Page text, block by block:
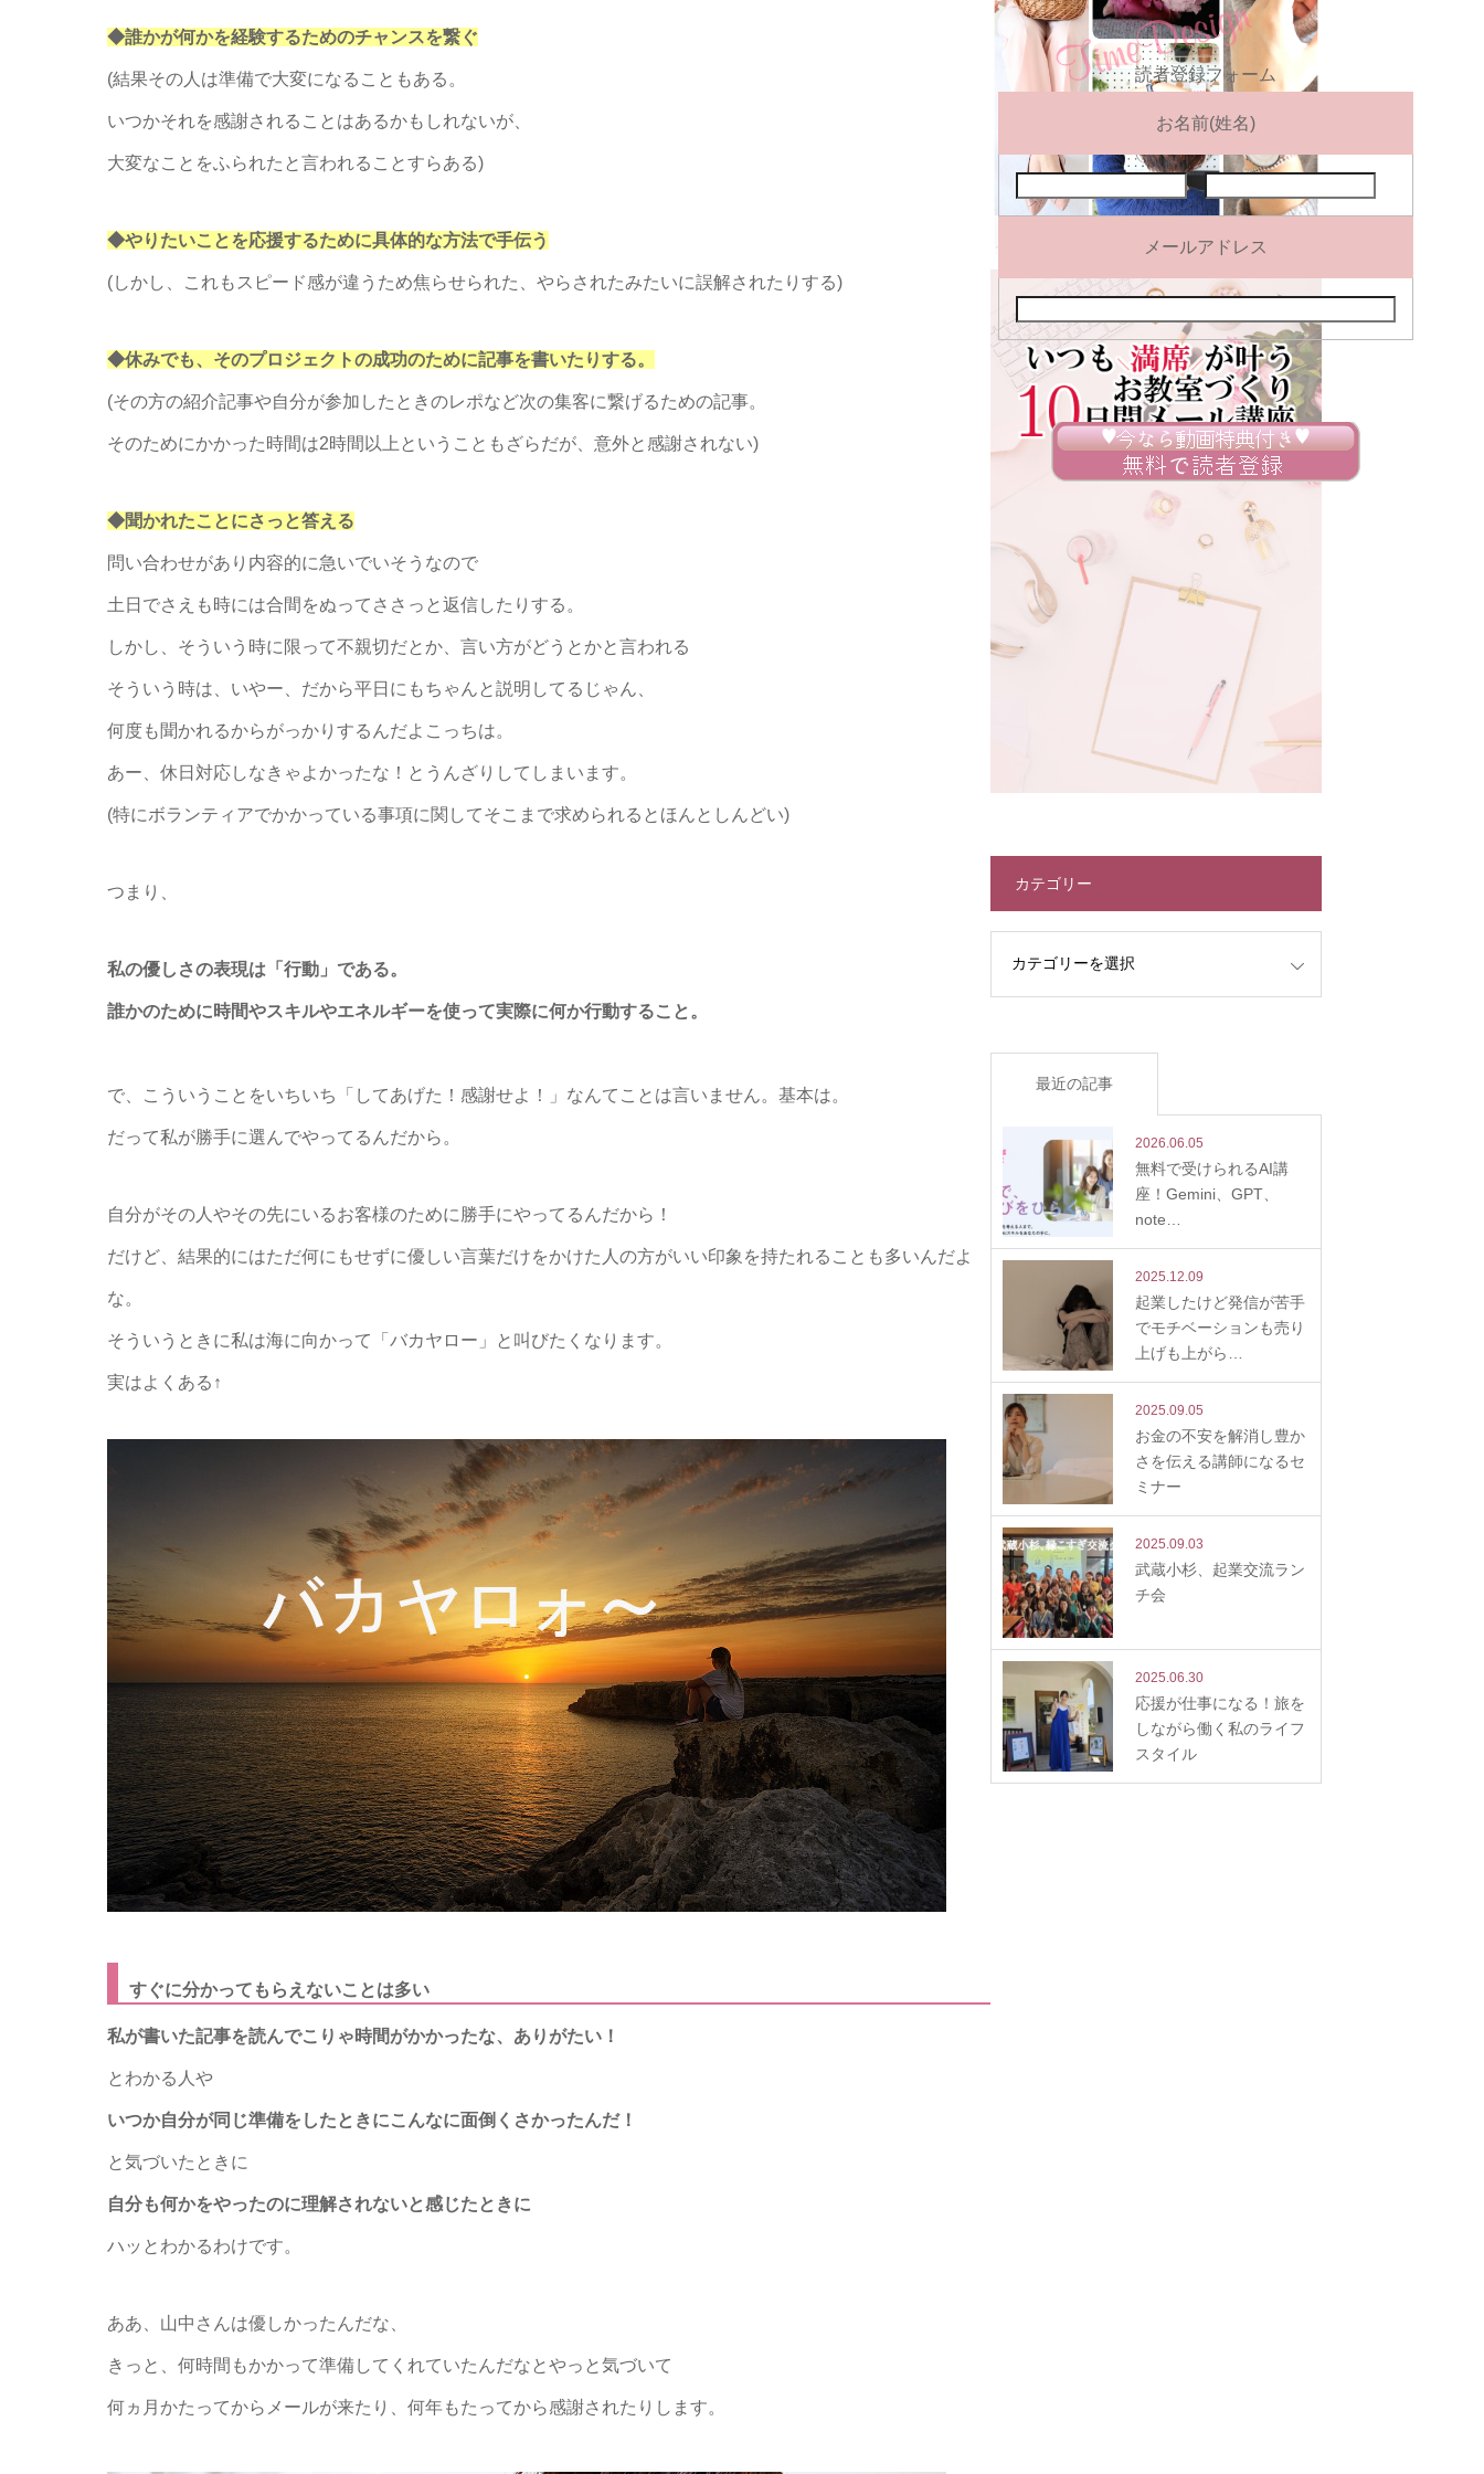
◆誰かが何かを経験するためのチャンスを繋ぐ
(結果その人は準備で大変になることもある。
いつかそれを感謝されることはあるかもしれないが、
大変なことをふられたと言われることすらある)
◆やりたいことを応援するために具体的な方法で手伝う
(しかし、これもスピード感が違うため焦らせられた、やらされたみたいに誤解されたりする)
◆休みでも、そのプロジェクトの成功のために記事を書いたりする。
(その方の紹介記事や自分が参加したときのレポなど次の集客に繋げるための記事。
そのためにかかった時間は2時間以上ということもざらだが、意外と感謝されない)
◆聞かれたことにさっと答える
問い合わせがあり内容的に急いでいそうなので
土日でさえも時には合間をぬってささっと返信したりする。
しかし、そういう時に限って不親切だとか、言い方がどうとかと言われる
そういう時は、いやー、だから平日にもちゃんと説明してるじゃん、
何度も聞かれるからがっかりするんだよこっちは。
あー、休日対応しなきゃよかったな！とうんざりしてしまいます。
(特にボランティアでかかっている事項に関してそこまで求められるとほんとしんどい)
つまり、
私の優しさの表現は「行動」である。
誰かのために時間やスキルやエネルギーを使って実際に何か行動すること。
で、こういうことをいちいち「してあげた！感謝せよ！」なんてことは言いません。基本は。
だって私が勝手に選んでやってるんだから。
自分がその人やその先にいるお客様のために勝手にやってるんだから！
だけど、結果的にはただ何にもせずに優しい言葉だけをかけた人の方がいい印象を持たれることも多いんだよ
な。
そういうときに私は海に向かって「バカヤロー」と叫びたくなります。
実はよくある↑
すぐに分かってもらえないことは多い
私が書いた記事を読んでこりゃ時間がかかったな、ありがたい！
とわかる人や
いつか自分が同じ準備をしたときにこんなに面倒くさかったんだ！
と気づいたときに
自分も何かをやったのに理解されないと感じたときに
ハッとわかるわけです。
ああ、山中さんは優しかったんだな、
きっと、何時間もかかって準備してくれていたんだなとやっと気づいて
何ヵ月かたってからメールが来たり、何年もたってから感謝されたりします。
読者登録フォーム
お名前(姓名)
メールアドレス
カテゴリー
最近の記事
2026.06.05
無料で受けられるAI講
座！Gemini、GPT、
note…
2025.12.09
起業したけど発信が苦手
でモチベーションも売り
上げも上がら…
2025.09.05
お金の不安を解消し豊か
さを伝える講師になるセ
ミナー
2025.09.03
武蔵小杉、起業交流ラン
チ会
2025.06.30
応援が仕事になる！旅を
しながら働く私のライフ
スタイル